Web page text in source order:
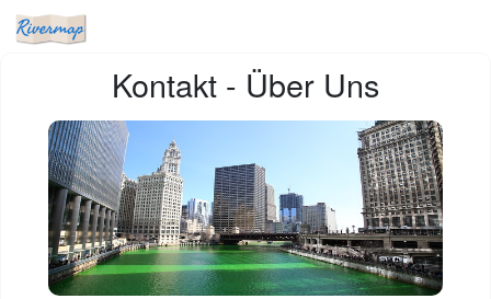
Kontakt - Über Uns